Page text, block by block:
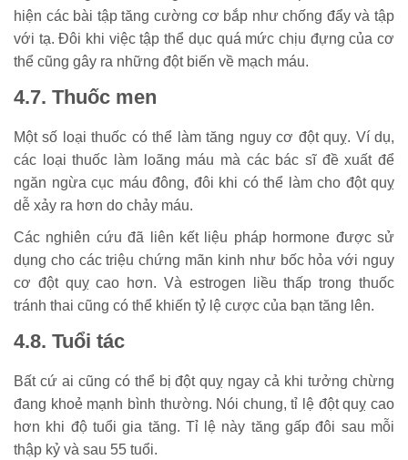
hiện các bài tập tăng cường cơ bắp như chống đẩy và tập
với tạ. Đôi khi việc tập thể dục quá mức chịu đựng của cơ
thể cũng gây ra những đột biến về mạch máu.
4.7. Thuốc men
Một số loại thuốc có thể làm tăng nguy cơ đột quỵ. Ví dụ,
các loại thuốc làm loãng máu mà các bác sĩ đề xuất để
ngăn ngừa cục máu đông, đôi khi có thể làm cho đột quỵ
dễ xảy ra hơn do chảy máu.
Các nghiên cứu đã liên kết liệu pháp hormone được sử
dụng cho các triệu chứng mãn kinh như bốc hỏa với nguy
cơ đột quỵ cao hơn. Và estrogen liều thấp trong thuốc
tránh thai cũng có thể khiến tỷ lệ cược của bạn tăng lên.
4.8. Tuổi tác
Bất cứ ai cũng có thể bị đột quỵ ngay cả khi tưởng chừng
đang khoẻ mạnh bình thường. Nói chung, tỉ lệ đột quỵ cao
hơn khi độ tuổi gia tăng. Tỉ lệ này tăng gấp đôi sau mỗi
thập kỷ và sau 55 tuổi.